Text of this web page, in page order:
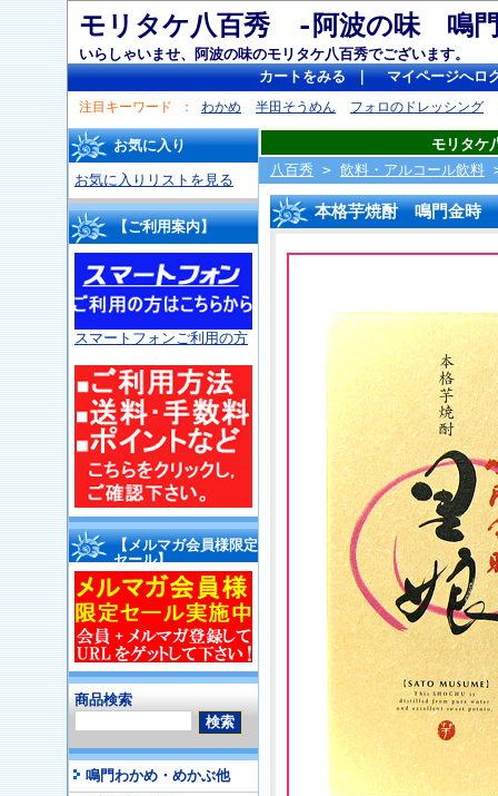
モリタケ八百秀 -阿波の味
いらしゃいませ、阿波の味のモリタケ八百秀でございます。
カートをみる｜ マイページへロ
注目キーワード わかめ 半田そうめん フォロのドレッシング
お気に入り
お気に入りリストを見る
【ご利用案内】
スマートフォンご利用の方
【メルマガ会員様限定
セール】
商品検索
鳴門わかめ・めかぶ他
モリタケ
八百秀 > 飲料・アルコール飲料
本格芋焼酎 鳴門金時